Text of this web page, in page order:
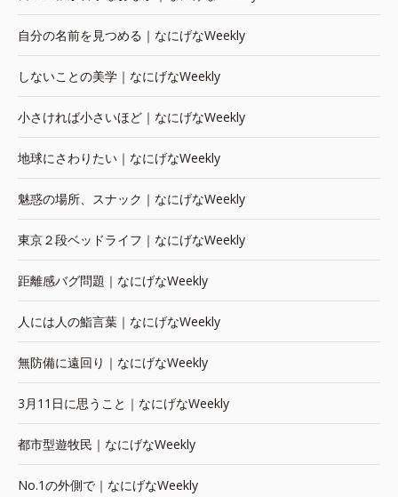
自分の名前を見つめる｜なにげなWeekly
しないことの美学｜なにげなWeekly
小さければ小さいほど｜なにげなWeekly
地球にさわりたい｜なにげなWeekly
魅惑の場所、スナック｜なにげなWeekly
東京２段ベッドライフ｜なにげなWeekly
距離感バグ問題｜なにげなWeekly
人には人の鮨言葉｜なにげなWeekly
無防備に遠回り｜なにげなWeekly
3月11日に思うこと｜なにげなWeekly
都市型遊牧民｜なにげなWeekly
No.1の外側で｜なにげなWeekly